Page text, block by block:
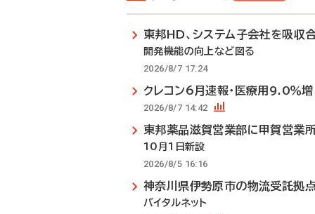
東邦HD、システム子会社を吸収
開発機能の向上など図る
2026/8/7 17:24
クレコン6月速報・医療用9.0％増
2026/8/7 14:42
東邦薬品滋賀営業部に甲賀営業
10月1日新設
2026/8/5 16:16
神奈川県伊勢原市の物流受託拠
バイタルネット